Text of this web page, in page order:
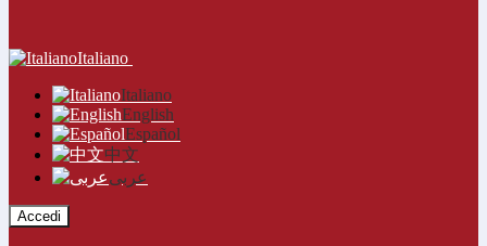
Italiano
Italiano
English
Español
中文
عربى
Accedi